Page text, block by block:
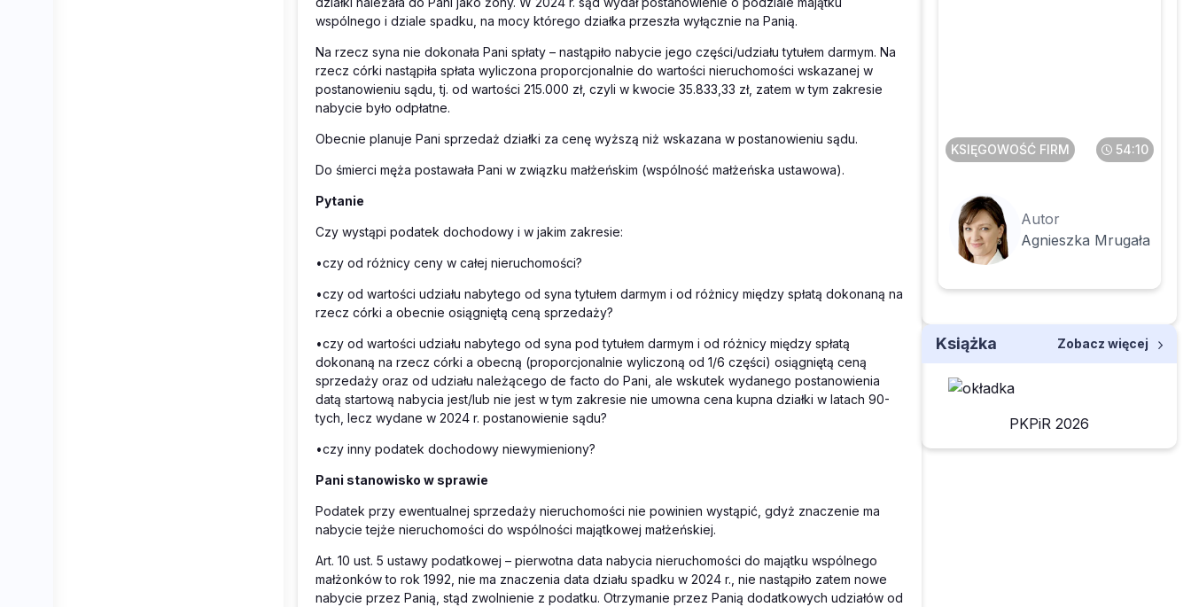
wspólnego i dziale spadku, na mocy którego działka przeszła wyłącznie na Panią.
Na rzecz syna nie dokonała Pani spłaty – nastąpiło nabycie jego części/udziału tytułem darmym. Na
rzecz córki nastąpiła spłata wyliczona proporcjonalnie do wartości nieruchomości wskazanej w
postanowieniu sądu, tj. od wartości 215.000 zł, czyli w kwocie 35.833,33 zł, zatem w tym zakresie
nabycie było odpłatne.
Obecnie planuje Pani sprzedaż działki za cenę wyższą niż wskazana w postanowieniu sądu.
Do śmierci męża postawała Pani w związku małżeńskim (wspólność małżeńska ustawowa).
Pytanie
Czy wystąpi podatek dochodowy i w jakim zakresie:
•czy od różnicy ceny w całej nieruchomości?
•czy od wartości udziału nabytego od syna tytułem darmym i od różnicy między spłatą dokonaną na
rzecz córki a obecnie osiągniętą ceną sprzedaży?
•czy od wartości udziału nabytego od syna pod tytułem darmym i od różnicy między spłatą
dokonaną na rzecz córki a obecną (proporcjonalnie wyliczoną od 1/6 części) osiągniętą ceną
sprzedaży oraz od udziału należącego de facto do Pani, ale wskutek wydanego postanowienia
datą startową nabycia jest/lub nie jest w tym zakresie nie umowna cena kupna działki w latach 90-
tych, lecz wydane w 2024 r. postanowienie sądu?
•czy inny podatek dochodowy niewymieniony?
Pani stanowisko w sprawie
Podatek przy ewentualnej sprzedaży nieruchomości nie powinien wystąpić, gdyż znaczenie ma
nabycie tejże nieruchomości do wspólności majątkowej małżeńskiej.
Art. 10 ust. 5 ustawy podatkowej – pierwotna data nabycia nieruchomości do majątku wspólnego
małżonków to rok 1992, nie ma znaczenia data działu spadku w 2024 r., nie nastąpiło zatem nowe
nabycie przez Panią, stąd zwolnienie z podatku. Otrzymanie przez Panią dodatkowych udziałów od
KSIĘGOWOŚĆ FIRM 54:10
Autor
Agnieszka Mrugała
Książka Zobacz więcej
PKPiR 2026